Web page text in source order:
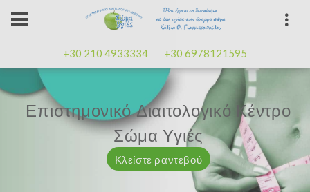
+30 210 4933334 +30 6978121595
Επαγγελματισμός, εμπειρίακαλή
διάθεση
Κλείστε ραντεβού
Επιστημονικό Διαιτολογικό Κέντρο
Σώμα Υγιές
Κλείστε ραντεβού
Μαζί μας μπορείτε
Κλείστε ραντεβού
Επαγγελματισμός, εμπειρίακαλή
διάθεση
Κλείστε ραντεβού
Επιστημονικό Διαιτολογικό Κέντρο
Σώμα Υγιές
Κλείστε ραντεβού